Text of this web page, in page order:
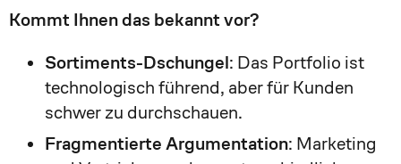
Kommt Ihnen das bekannt vor?
Sortiments-Dschungel: Das Portfolio ist
technologisch führend, aber für Kunden
schwer zu durchschauen.
Fragmentierte Argumentation: Marketing